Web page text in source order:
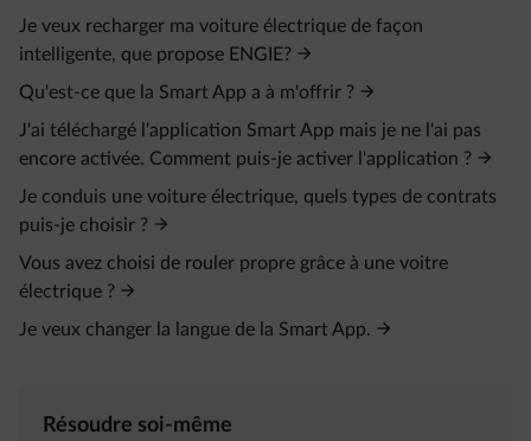
Je veux recharger ma voiture électrique de façon
intelligente, que propose ENGIE?
Qu'est-ce que la Smart App a à m'offrir ?
J'ai téléchargé l'application Smart App mais je ne l'ai pas
encore activée. Comment puis-je activer l'application ?
Je conduis une voiture électrique, quels types de contrats
puis-je choisir ?
Vous avez choisi de rouler propre grâce à une voitre
électrique ?
Je veux changer la langue de la Smart App.
Résoudre soi-même